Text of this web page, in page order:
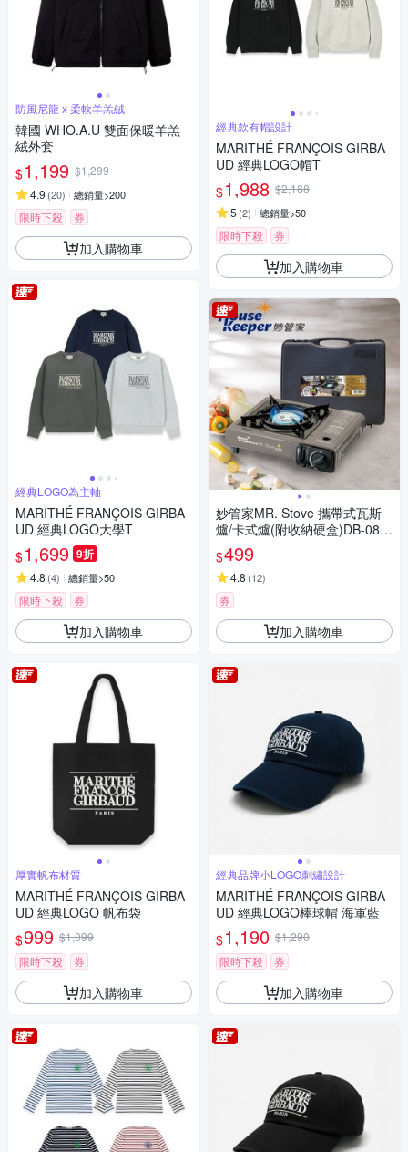
防風尼龍 x 柔軟羊羔絨
韓國 WHO.A.U 雙面保暖羊羔
絨外套
$1,199 $1,299
4.9 (20) 總銷量>200
限時下殺 券
加入購物車
經典LOGO為主軸
MARITHÉ FRANÇOIS GIRBA
UD 經典LOGO大學T
$1,699 9折
4.8 (4) 總銷量>50
限時下殺 券
加入購物車
厚實帆布材質
MARITHÉ FRANÇOIS GIRBA
UD 經典LOGO 帆布袋
$999 $1,099
限時下殺
券
加入購物車
經典款有帽設計
MARITHÉ FRANÇOIS GIRBA
UD 經典LOGO帽T
$1,988 $2,188
5 (2) 總銷量>50
限時下殺 券
加入購物車
妙管家MR. Stove 攜帶式瓦斯
爐/卡式爐(附收納硬盒)DB-081
露營防風單口爐 戶外休閒爐
$499
4.8 (12)
券
加入購物車
經典品牌小LOGO刺繡設計
MARITHÉ FRANÇOIS GIRBA
UD 經典LOGO棒球帽 海軍藍
$1,190 $1,290
限時下殺
券
加入購物車